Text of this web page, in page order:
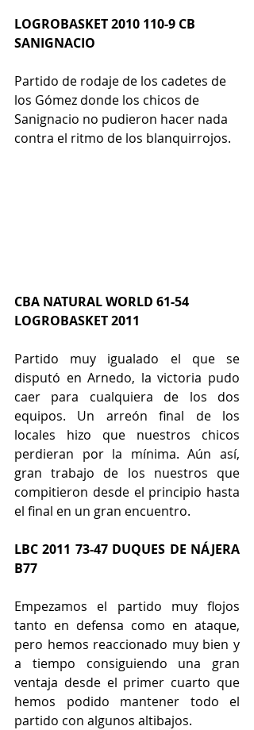
LOGROBASKET 2010 110-9 CB
SANIGNACIO
Partido de rodaje de los cadetes de
los Gómez donde los chicos de
Sanignacio no pudieron hacer nada
contra el ritmo de los blanquirrojos.
CBA NATURAL WORLD 61-54
LOGROBASKET 2011
Partido muy igualado el que se
disputó en Arnedo, la victoria pudo
caer para cualquiera de los dos
equipos. Un arreón final de los
locales hizo que nuestros chicos
perdieran por la mínima. Aún así,
gran trabajo de los nuestros que
compitieron desde el principio hasta
el final en un gran encuentro.
LBC 2011 73-47 DUQUES DE NÁJERA
B77
Empezamos el partido muy flojos
tanto en defensa como en ataque,
pero hemos reaccionado muy bien y
a tiempo consiguiendo una gran
ventaja desde el primer cuarto que
hemos podido mantener todo el
partido con algunos altibajos.